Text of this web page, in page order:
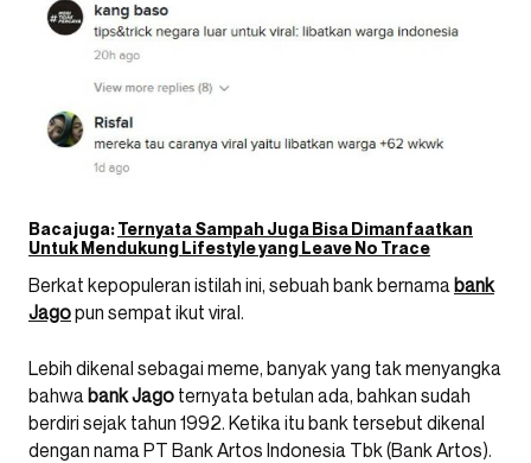
Baca juga:Ternyata Sampah Juga Bisa Dimanfaatkan
Untuk Mendukung Lifestyle yang Leave No Trace
Berkat kepopuleran istilah ini, sebuah bank bernama bank
Jagopun sempat ikut viral.
Lebih dikenal sebagai meme, banyak yang tak menyangka
bahwa bank Jago ternyata betulan ada, bahkan sudah
berdiri sejak tahun 1992. Ketika itu bank tersebut dikenal
dengan nama PT Bank Artos Indonesia Tbk (Bank Artos).